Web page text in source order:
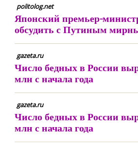
politolog.net
Японский премьер-
обсудить с Путиным
gazeta.ru
Число бедных в России
млн с начала года
gazeta.ru
Число бедных в России
млн с начала года